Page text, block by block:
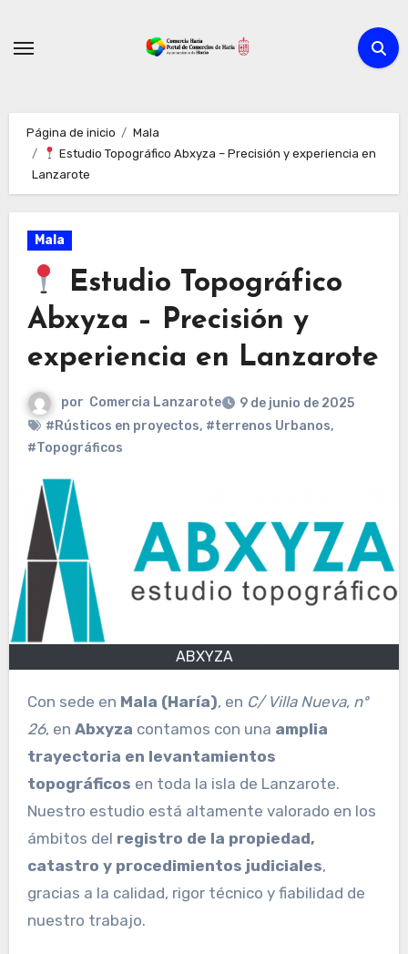
Página de inicio
Mala
Estudio Topográfico Abxyza – Precisión y experiencia en
Lanzarote
Mala
Estudio Topográfico
Abxyza – Precisión y
experiencia en Lanzarote
por Comercia Lanzarote
9 de junio de 2025
#Rústicos en proyectos, #terrenos Urbanos,
#Topográficos
ABXYZA
Con sede en Mala (Haría), en C/ Villa Nueva, nº
26, en Abxyza contamos con una amplia
trayectoria en levantamientos
topográficos en toda la isla de Lanzarote.
Nuestro estudio está altamente valorado en los
ámbitos del registro de la propiedad,
catastro y procedimientos judiciales,
gracias a la calidad, rigor técnico y fiabilidad de
nuestro trabajo.